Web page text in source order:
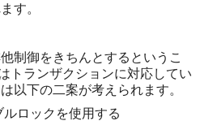
す。
制御をきちんとするというこ
トランザクションに対応してい
以下の二案が考えられます。
ロックを使用する